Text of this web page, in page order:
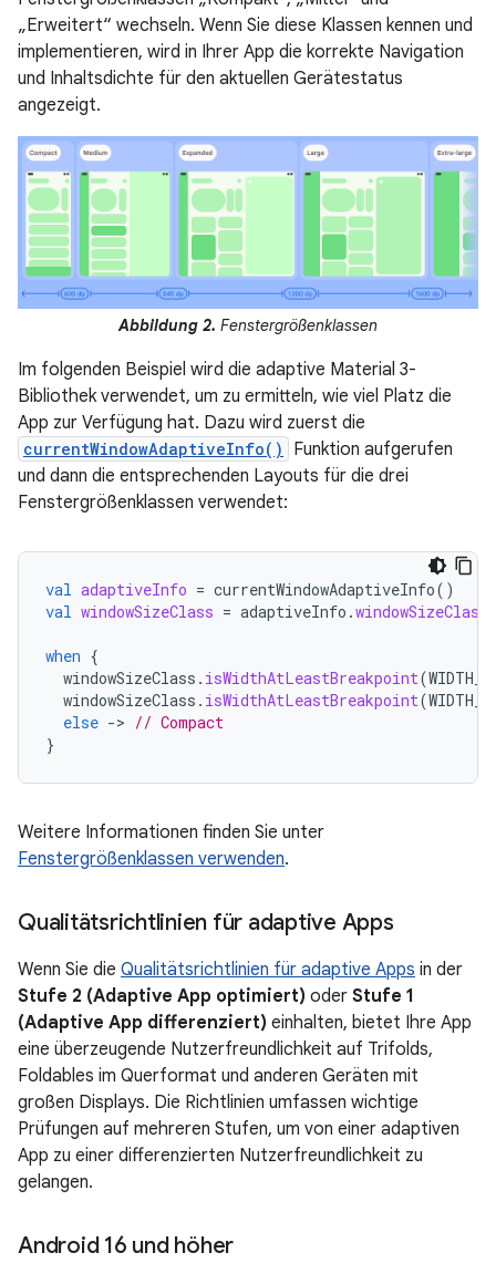
„Erweitert“ wechseln. Wenn Sie diese Klassen kennen und
implementieren, wird in Ihrer App die korrekte Navigation
und Inhaltsdichte für den aktuellen Gerätestatus
angezeigt.
Abbildung 2. Fenstergrößenklassen
Im folgenden Beispiel wird die adaptive Material 3-
Bibliothek verwendet, um zu ermitteln, wie viel Platz die
App zur Verfügung hat. Dazu wird zuerst die
currentWindowAdaptiveInfo()
Funktion aufgerufen
und dann die entsprechenden Layouts für die drei
Fenstergrößenklassen verwendet:
val adaptiveInfo = currentWindowAdaptiveInfo()
val windowSizeClass = adaptiveInfo .windowSizeClass
when {
windowSizeClass . isWidthAtLeastBreakpoint(
windowSizeClass . isWidthAtLeastBreakpoint(
else -> // Compact
}
Weitere Informationen finden Sie unter
Fenstergrößenklassen verwenden.
Qualitätsrichtlinien für adaptive Apps
Wenn Sie die Qualitätsrichtlinien für adaptive Apps in der
Stufe 2 (Adaptive App optimiert) oder Stufe 1
(Adaptive App differenziert) einhalten, bietet Ihre App
eine überzeugende Nutzerfreundlichkeit auf Trifolds,
Foldables im Querformat und anderen Geräten mit
großen Displays. Die Richtlinien umfassen wichtige
Prüfungen auf mehreren Stufen, um von einer adaptiven
App zu einer differenzierten Nutzerfreundlichkeit zu
gelangen.
Android 16 und höher